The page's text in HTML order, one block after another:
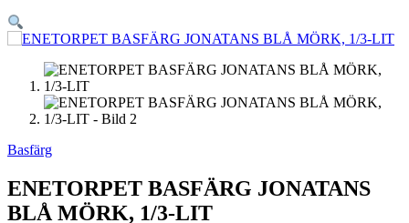
Basfärg
ENETORPET BASFÄRG JONATANS
BLÅ MÖRK, 1/3-LIT